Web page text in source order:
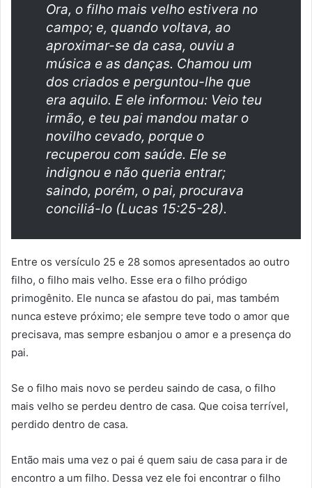
Ora, o filho mais velho estivera no
campo; e, quando voltava, ao
aproximar-se da casa, ouviu a
música e as danças. Chamou um
dos criados e perguntou-lhe que
era aquilo. E ele informou: Veio teu
irmão, e teu pai mandou matar o
novilho cevado, porque o
recuperou com saúde. Ele se
indignou e não queria entrar;
saindo, porém, o pai, procurava
conciliá-lo (Lucas 15:25-28).
Entre os versículo 25 e 28 somos apresentados ao outro
filho, o filho mais velho. Esse era o filho pródigo
primogênito. Ele nunca se afastou do pai, mas também
nunca esteve próximo; ele sempre teve todo o amor que
precisava, mas sempre esbanjou o amor e a presença do
pai.
Se o filho mais novo se perdeu saindo de casa, o filho
mais velho se perdeu dentro de casa. Que coisa terrível,
perdido dentro de casa.
Então mais uma vez o pai é quem saiu de casa para ir de
encontro a um filho. Dessa vez ele foi encontrar o filho